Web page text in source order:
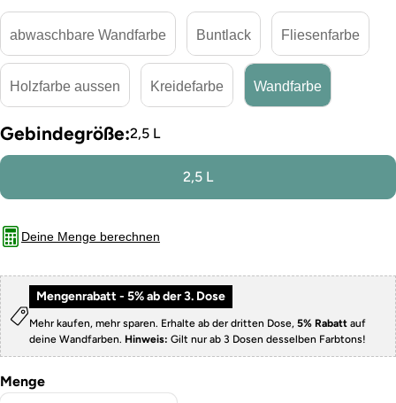
abwaschbare Wandfarbe Buntlack Fliesenfarbe
Holzfarbe aussen Kreidefarbe Wandfarbe
Gebindegröße:2,5 L
2,5 L
Deine Menge berechnen
Mengenrabatt - 5% ab der 3. Dose
Mehr kaufen, mehr sparen. Erhalte ab der dritten Dose, 5% Rabatt auf
deine Wandfarben. Hinweis: Gilt nur ab 3 Dosen desselben Farbtons!
Menge